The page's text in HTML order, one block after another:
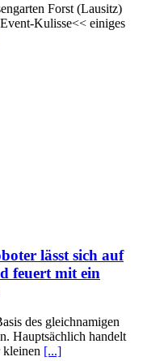
Forst (Lausitz)
Kulisse<< einiges
lässt sich auf
feuert mit ein
des gleichnamigen
Hauptsächlich handelt
kleinen [...]